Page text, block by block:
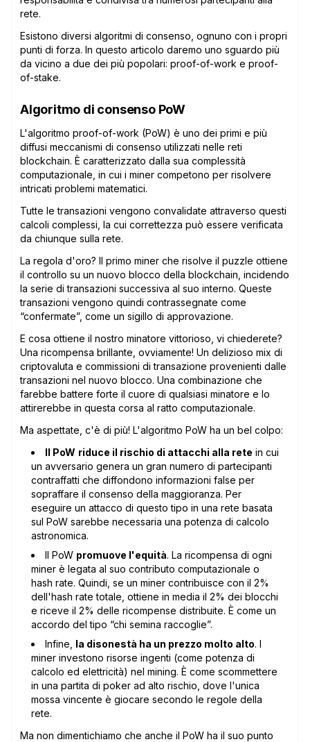
rete.
Esistono diversi algoritmi di consenso, ognuno con i propri
punti di forza. In questo articolo daremo uno sguardo più
da vicino a due dei più popolari: proof-of-work e proof-
of-stake.
Algoritmo di consenso PoW
L'algoritmo proof-of-work (PoW) è uno dei primi e più
diffusi meccanismi di consenso utilizzati nelle reti
blockchain. È caratterizzato dalla sua complessità
computazionale, in cui i miner competono per risolvere
intricati problemi matematici.
Tutte le transazioni vengono convalidate attraverso questi
calcoli complessi, la cui correttezza può essere verificata
da chiunque sulla rete.
La regola d'oro? Il primo miner che risolve il puzzle ottiene
il controllo su un nuovo blocco della blockchain, incidendo
la serie di transazioni successiva al suo interno. Queste
transazioni vengono quindi contrassegnate come
“confermate”, come un sigillo di approvazione.
E cosa ottiene il nostro minatore vittorioso, vi chiederete?
Una ricompensa brillante, ovviamente! Un delizioso mix di
criptovaluta e commissioni di transazione provenienti dalle
transazioni nel nuovo blocco. Una combinazione che
farebbe battere forte il cuore di qualsiasi minatore e lo
attirerebbe in questa corsa al ratto computazionale.
Ma aspettate, c'è di più! L'algoritmo PoW ha un bel colpo:
Il PoW riduce il rischio di attacchi alla rete in cui
un avversario genera un gran numero di partecipanti
contraffatti che diffondono informazioni false per
sopraffare il consenso della maggioranza. Per
eseguire un attacco di questo tipo in una rete basata
sul PoW sarebbe necessaria una potenza di calcolo
astronomica.
Il PoW promuove l'equità. La ricompensa di ogni
miner è legata al suo contributo computazionale o
hash rate. Quindi, se un miner contribuisce con il 2%
dell'hash rate totale, ottiene in media il 2% dei blocchi
e riceve il 2% delle ricompense distribuite. È come un
accordo del tipo “chi semina raccoglie”.
Infine, la disonestà ha un prezzo molto alto. I
miner investono risorse ingenti (come potenza di
calcolo ed elettricità) nel mining. È come scommettere
in una partita di poker ad alto rischio, dove l'unica
mossa vincente è giocare secondo le regole della
rete.
Ma non dimentichiamo che anche il PoW ha il suo punto